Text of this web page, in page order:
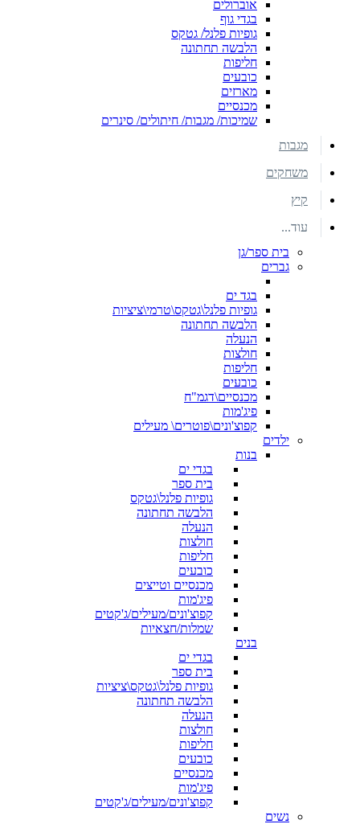
אוברולים
בגדי גוף
גופיות פלנל/ גטקס
הלבשה תחתונה
חליפות
כובעים
מארזים
מכנסיים
שמיכות/ מגבות/ חיתולים/ סינרים
מגבות
משחקים
קיץ
עוד...
בית ספר/גן
גברים
בגד ים
גופיות פלנל\גטקס\טרמי\ציציות
הלבשה תחתונה
הנעלה
חולצות
חליפות
כובעים
מכנסיים\דגמ"ח
פיג'מות
קפוצ'ונים\פוטרים\ מעילים
ילדים
בנות
בגדי ים
בית ספר
גופיות פלנל\גטקס
הלבשה תחתונה
הנעלה
חולצות
חליפות
כובעים
מכנסיים וטייצים
פיג'מות
קפוצ'ונים/מעילים/ג'קטים
שמלות/חצאיות
בנים
בגדי ים
בית ספר
גופיות פלנל\גטקס\ציציות
הלבשה תחתונה
הנעלה
חולצות
חליפות
כובעים
מכנסיים
פיג'מות
קפוצ'ונים/מעילים/ג'קטים
נשים